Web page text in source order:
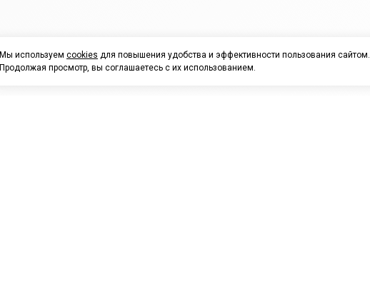
Мы используем cookies для повышения удобства и эффективности пользования сайтом.
Продолжая просмотр, вы соглашаетесь с их использованием.